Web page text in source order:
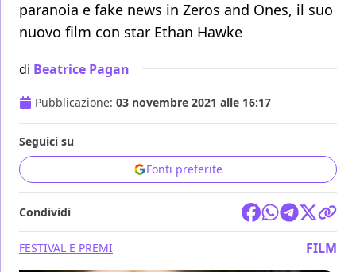
paranoia e fake news in Zeros and Ones, il suo
nuovo film con star Ethan Hawke
di Beatrice Pagan
Pubblicazione: 03 novembre 2021 alle 16:17
Seguici su
Fonti preferite
Condividi
FESTIVAL E PREMI FILM